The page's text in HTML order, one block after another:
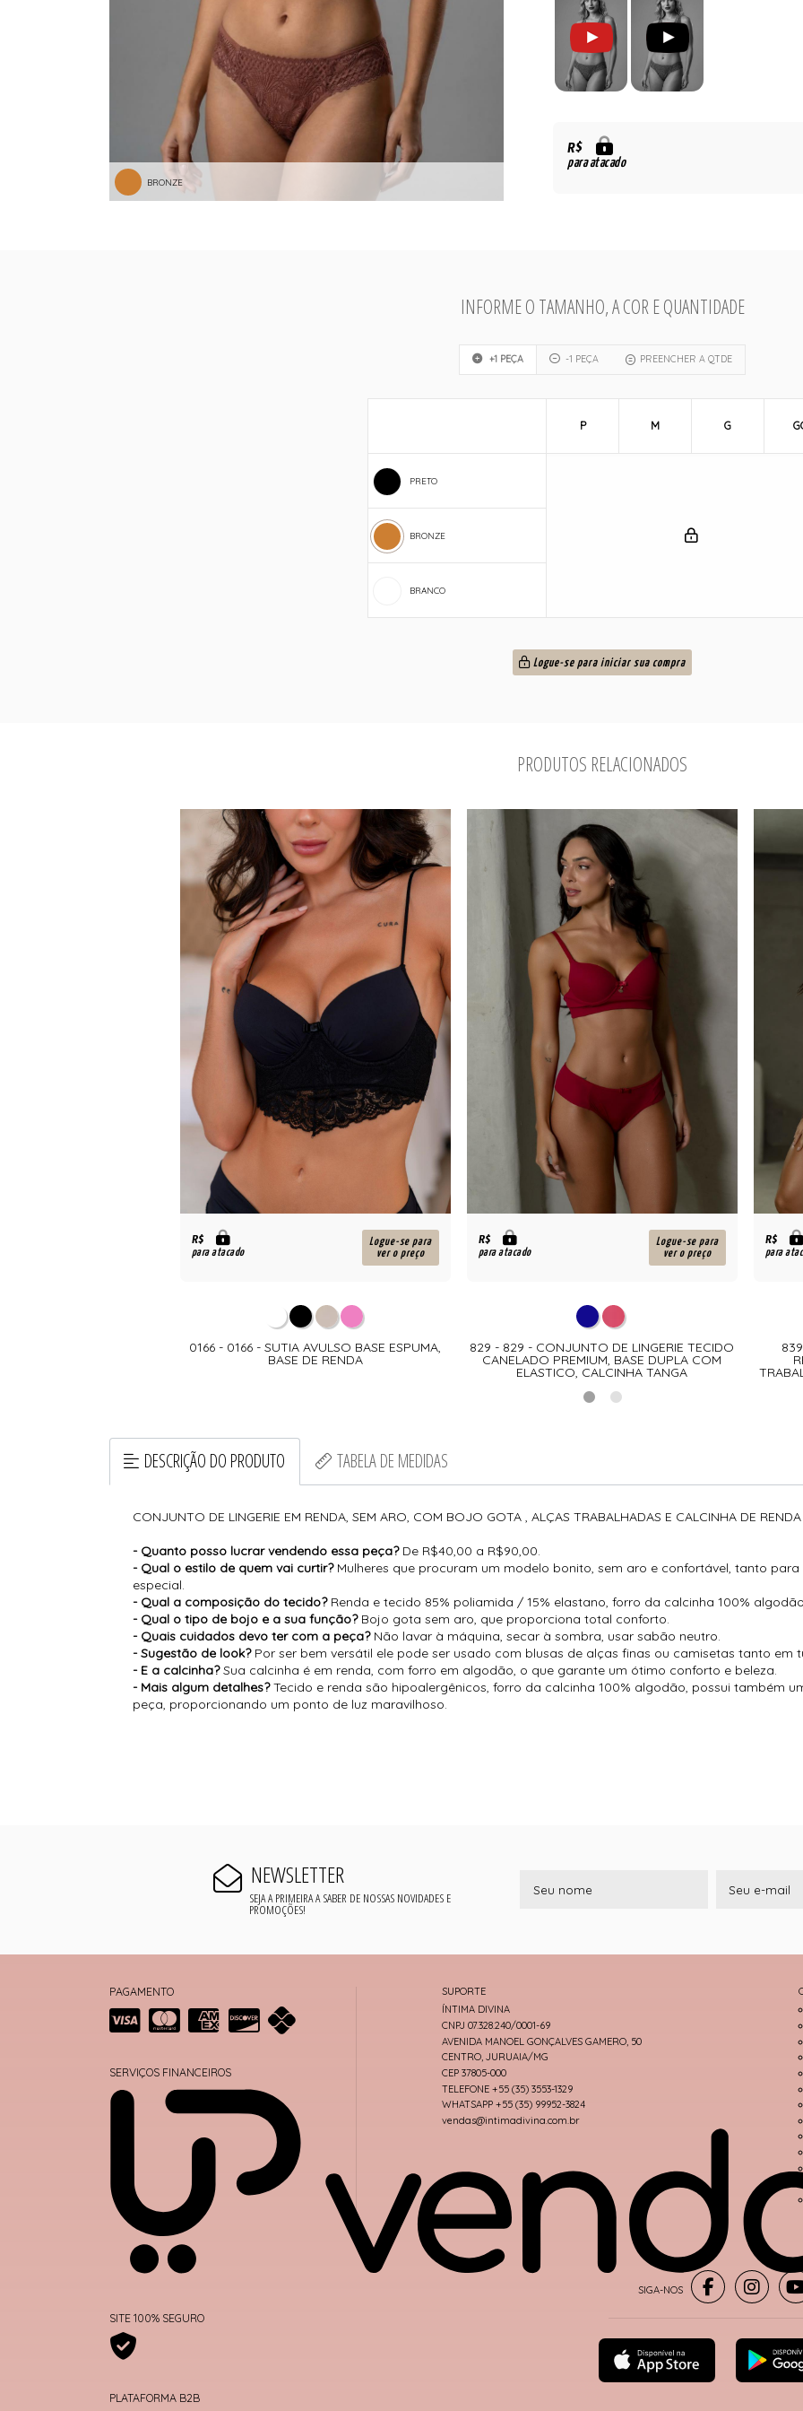
BRONZE
R$
para atacado
INFORME O TAMANHO, A COR E QUANTIDADE
+1 PEÇA -1 PEÇA PREENCHER A QTDE
PRETO
BRONZE
BRANCO
P M G
Logue-se para iniciar sua compra
PRODUTOS RELACIONADOS
R$
para atacado
Logue-se para
ver o preço
0166 - 0166 - SUTIA AVULSO BASE ESPUMA,
BASE DE RENDA
R$
para atacado
Logue-se para
ver o preço
829 - 829 - CONJUNTO DE LINGERIE TECIDO
CANELADO PREMIUM, BASE DUPLA COM
ELASTICO, CALCINHA TANGA
R$
para
DESCRIÇÃO DO PRODUTO TABELA DE MEDIDAS
CONJUNTO DE LINGERIE EM RENDA, SEM ARO, COM BOJO GOTA , ALÇAS TRABALHADAS E CALCINHA DE
- Quanto posso lucrar vendendo essa peça? De R$40,00 a R$90,00.
- Qual o estilo de quem vai curtir? Mulheres que procuram um modelo bonito, sem aro e confortável, tanto
especial.
- Qual a composição do tecido? Renda e tecido 85% poliamida / 15% elastano, forro da calcinha 100%
- Qual o tipo de bojo e a sua função? Bojo gota sem aro, que proporciona total conforto.
- Quais cuidados devo ter com a peça? Não lavar à máquina, secar à sombra, usar sabão neutro.
- Sugestão de look? Por ser bem versátil ele pode ser usado com blusas de alças finas ou camisetas tanto em
- E a calcinha?Sua calcinha é em renda, com forro em algodão, o que garante um ótimo conforto e beleza.
- Mais algum detalhes?Tecido e renda são hipoalergênicos, forro da calcinha 100% algodão, possui também
peça, proporcionando um ponto de luz maravilhoso.
NEWSLETTER
SEJA A PRIMEIRA A SABER DE NOSSAS NOVIDADES E
PROMOÇÕES!
PAGAMENTO
SERVIÇOS FINANCEIROS
SITE 100% SEGURO
PLATAFORMA B2B
SUPORTE
ÍNTIMA DIVINA
CNPJ 07.328.240/0001-69
AVENIDA MANOEL GONÇALVES GAMERO, 50
CENTRO, JURUAIA/MG
CEP 37805-000
TELEFONE +55 (35) 3553-1329
WHATSAPP +55 (35) 99952-3824
vendas@intimadivina.com.br